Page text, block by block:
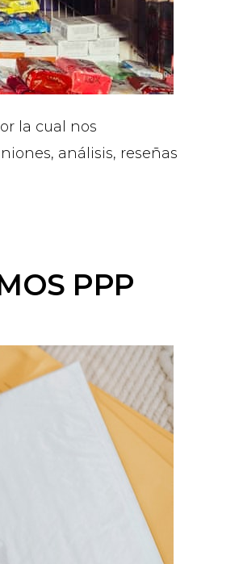
la cual nos
análisis, reseñas
PPP